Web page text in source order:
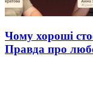
Чому хороші
Правда про